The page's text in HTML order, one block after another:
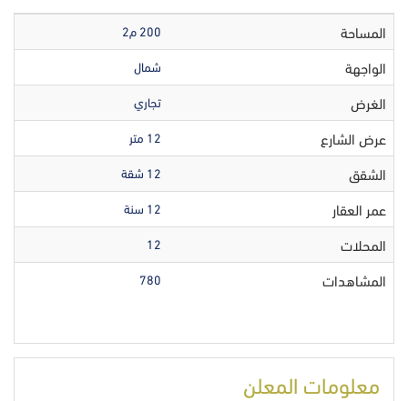
المساحة 200 م2
الواجهة شمال
الغرض تجاري
عرض الشارع 12 متر
الشقق 12 شقة
عمر العقار 12 سنة
المحلات 12
المشاهدات 780
معلومات المعلن